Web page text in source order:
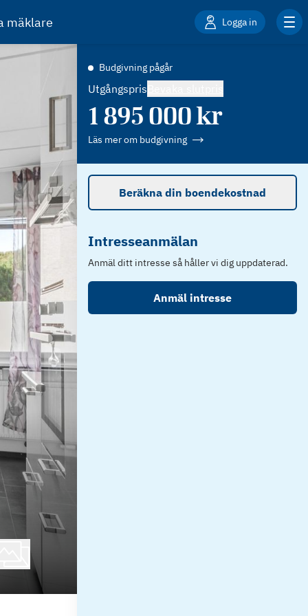
mäklare Logga in
Budgivning pågår
Utgångspris
1 895 000kr
Läs mer om budgivning
Beräkna din boendekostnad
Intresseanmälan
Anmäl ditt intresse så håller vi dig uppdaterad.
Anmäl intresse